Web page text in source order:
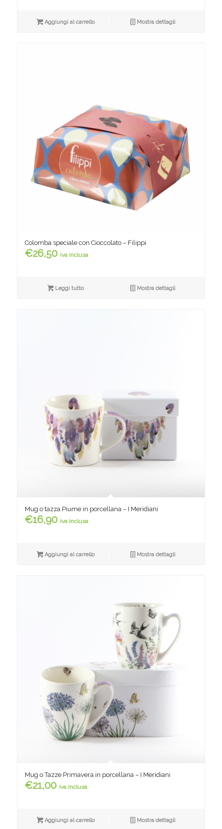
Aggiungi al carrello Mostra dettagli
Colomba speciale con Cioccolato – Filippi
€26,50 iva inclusa
Leggi tutto Mostra dettagli
Mug o tazza Piume in porcellana – I Meridiani
€16,90 iva inclusa
Aggiungi al carrello Mostra dettagli
Mug o Tazze Primavera in porcellana – I Meridiani
€21,00 iva inclusa
Aggiungi al carrello Mostra dettagli